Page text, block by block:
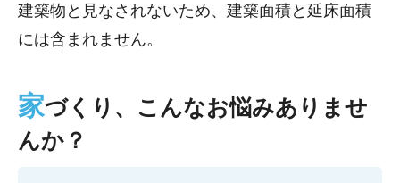
建築物と見なされないため、建築面積と延床面積
には含まれません。
家づくり、こんなお悩みありませ
んか？